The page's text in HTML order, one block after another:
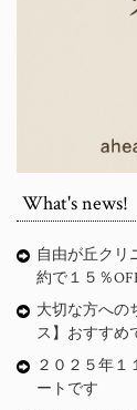
What's news!
自由が丘クリ
約で１５％
大切な方への
ス】おすすめ
２０２５年
ートです